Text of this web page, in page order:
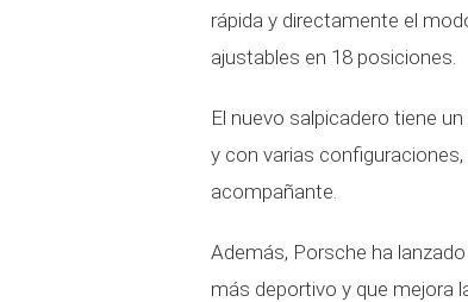
rápida y directamente el
ajustables en 18 posiciones.
El nuevo salpicadero tiene
y con varias
acompañante.
Además, Porsche ha lanzado
más deportivo y que mejora